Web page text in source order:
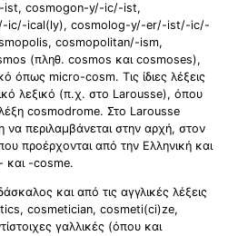
ist, cosmogon-y/-ic/-ist,
ic/-ical(ly), cosmolog-y/-er/-ist/-ic/-
cosmopolitan/-ism,
(πληθ. cosmos και cosmoses),
όπως micro-cosm. Τις ίδιες λέξεις
λεξικό (π.χ. στο Larousse), όπου
λέξη cosmodrome. Στο Larousse
να περιλαμβάνεται στην αρχή, στον
προέρχονται από την Ελληνική και
και -cosme.
και από τις αγγλικές λέξεις
cosmetician, cosmeti(ci)ze,
γαλλικές (όπου και